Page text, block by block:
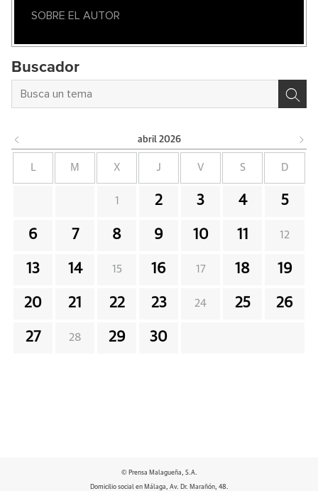
SOBRE EL AUTOR
Buscador
abril 2026
M X J V S D
1 2 3 4 5
6 7 8 9 10 11 12
13 14 15 16 17 18 19
20 21 22 23 24 25 26
27 28 29 30
© Prensa Malagueña, S.A.
Domicilio social en Málaga, Av. Dr. Marañón, 48.